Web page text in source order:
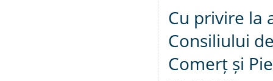
Cu privire la
Consiliului
Comerț și